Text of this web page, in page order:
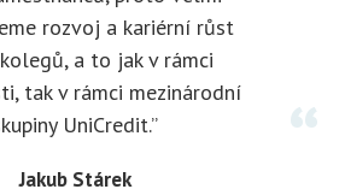
rozvoj a kariérní růst
a to jak v rámci
tak v rámci mezinárodní
UniCredit.”
Jakub Stárek